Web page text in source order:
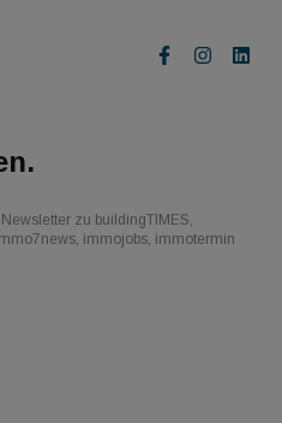
zu buildingTIMES,
immojobs, immotermin